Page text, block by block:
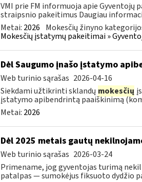
VMI prie FM informuoja apie Gyventojų
straipsnio pakeitimus Daugiau
Metai: 2026 Mokesčių žinyno
Mokesčių įstatymų pakeitimai »
Dėl Saugumo įnašo įstatymo
Web turinio sąrašas 2026-04-16
Siekdami užtikrinti sklandų mokesčių
įstatymo apibendrintą paaiškinimą
Metai: 2026
Dėl 2025 metais gautų
Web turinio sąrašas 2026-03-24
Primename, jog gyventojas turimą
patalpas — sumokėjus fiksuoto dydžio